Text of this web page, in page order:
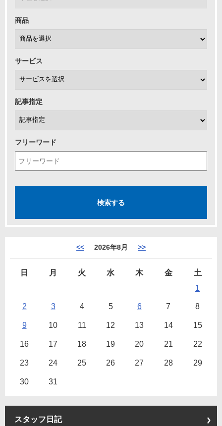
商品
サービス
記事指定
フリーワード
<< 2026年8月 >>
日 月 火 水 木 金
土
1
2 3 4 5 6 7 8
9 10 11 12 13 14 15
16 17 18 19 20 21 22
23 24 25 26 27 28 29
30 31
スタッフ日記